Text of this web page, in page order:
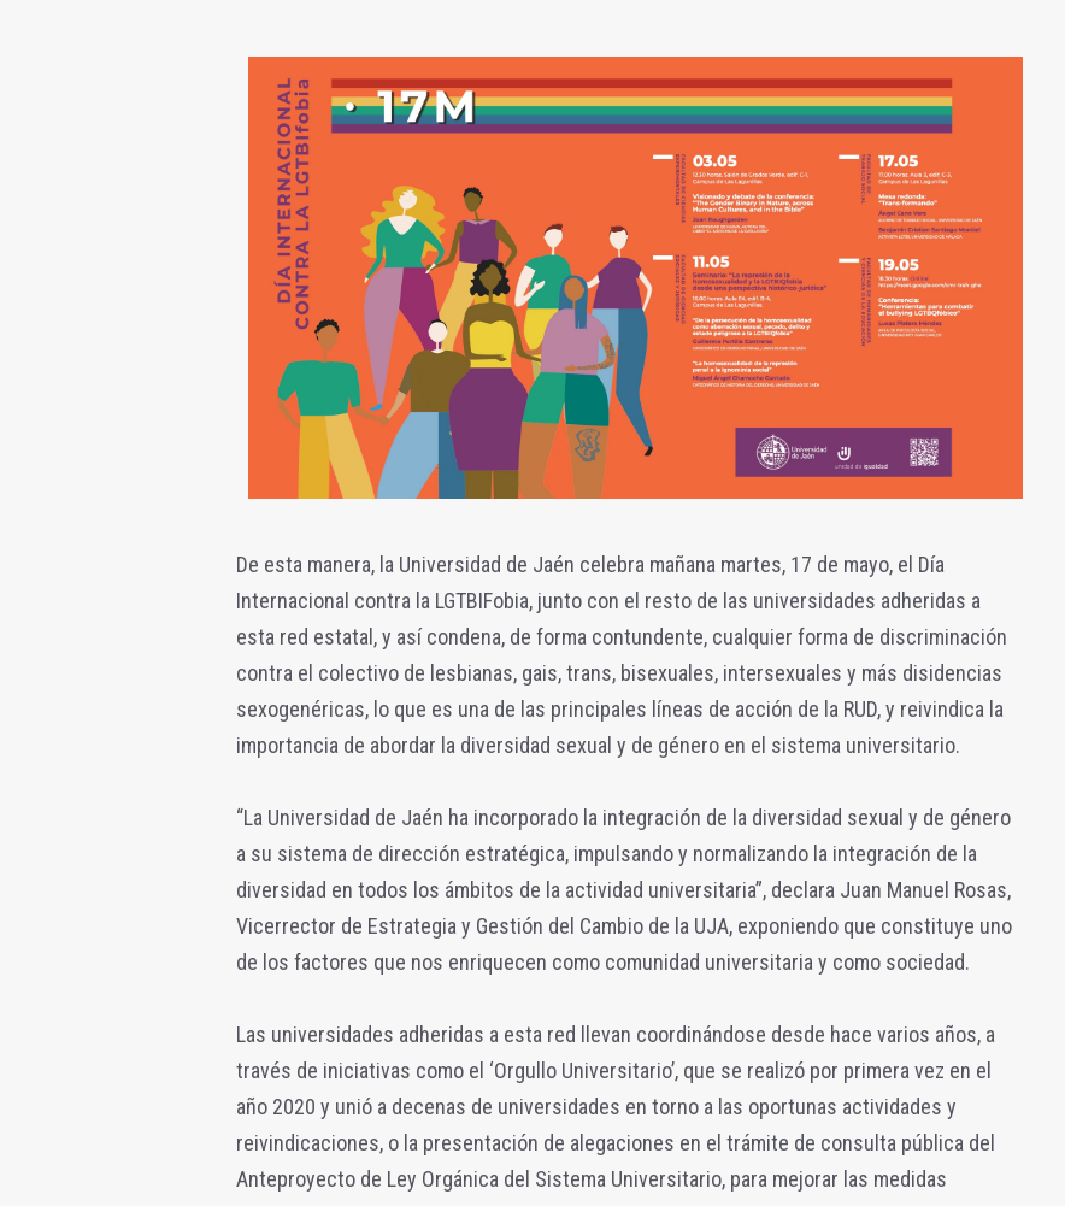
De esta manera, la Universidad de Jaén celebra mañana martes, 17 de mayo, el Día
Internacional contra la LGTBIFobia, junto con el resto de las universidades adheridas a
esta red estatal, y así condena, de forma contundente, cualquier forma de discriminación
contra el colectivo de lesbianas, gais, trans, bisexuales, intersexuales y más disidencias
sexogenéricas, lo que es una de las principales líneas de acción de la RUD, y reivindica la
importancia de abordar la diversidad sexual y de género en el sistema universitario.
“La Universidad de Jaén ha incorporado la integración de la diversidad sexual y de género
a su sistema de dirección estratégica, impulsando y normalizando la integración de la
diversidad en todos los ámbitos de la actividad universitaria”, declara Juan Manuel Rosas,
Vicerrector de Estrategia y Gestión del Cambio de la UJA, exponiendo que constituye uno
de los factores que nos enriquecen como comunidad universitaria y como sociedad.
Las universidades adheridas a esta red llevan coordinándose desde hace varios años, a
través de iniciativas como el ‘Orgullo Universitario’, que se realizó por primera vez en el
año 2020 y unió a decenas de universidades en torno a las oportunas actividades y
reivindicaciones, o la presentación de alegaciones en el trámite de consulta pública del
Anteproyecto de Ley Orgánica del Sistema Universitario, para mejorar las medidas